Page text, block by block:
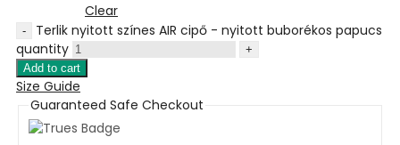
Clear
Terlik nyitott színes AIR cipő - nyitott buborékos papucs
quantity
Add to cart
Size Guide
Guaranteed Safe Checkout